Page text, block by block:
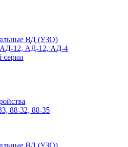
ВД (УЗО)
АД-12, АД-12, АД-4
серии
88-32, 88-35
ВД (УЗО)